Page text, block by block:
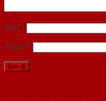
Tên *
Email *